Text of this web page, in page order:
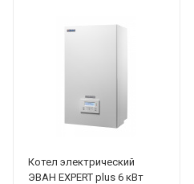
Котел электрический
ЭВАН EXPERT plus 6 кВт